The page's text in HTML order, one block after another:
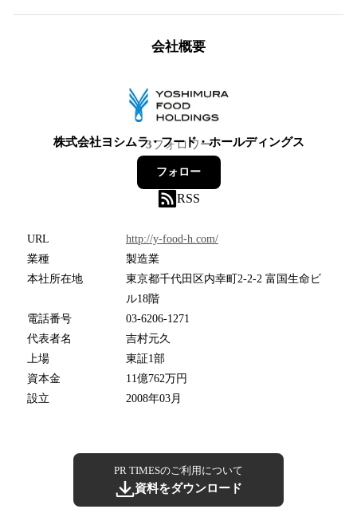
会社概要
株式会社ヨシムラ・フード・ホールディングス
3フォロワー
フォロー
RSS
URL
http://y-food-h.com/
業種
製造業
本社所在地
東京都千代田区内幸町2-2-2 富国生命ビ
ル18階
電話番号
03-6206-1271
代表者名
吉村元久
上場
東証1部
資本金
11億762万円
設立
2008年03月
PR TIMESのご利用について
資料をダウンロード